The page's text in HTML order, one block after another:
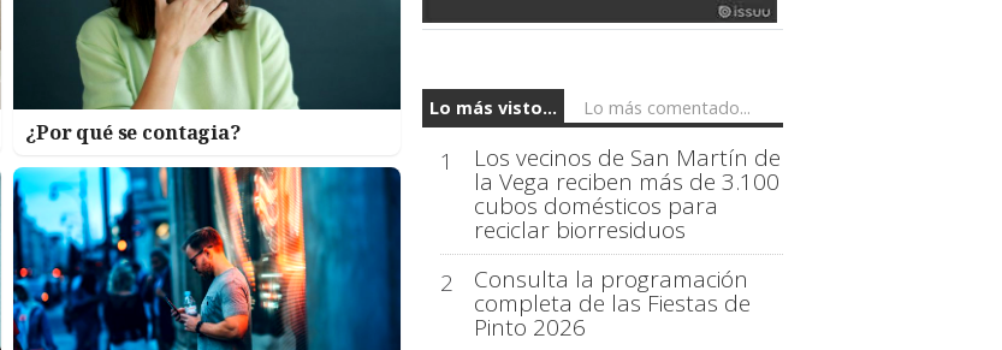
¿Por qué se contagia?
Lo más visto... Lo más comentado...
1 Los vecinos de San Martín de
la Vega reciben más de 3.100
cubos domésticos para
reciclar biorresiduos
2
Consulta la programación
completa de las Fiestas de
Pinto 2026